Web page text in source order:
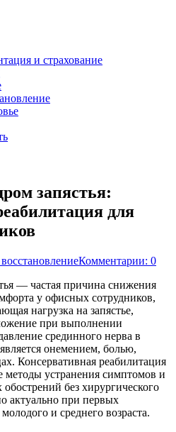
и страхование
запястья:
для
Комментарии: 0
— частая причина снижения
у офисных сотрудников,
нагрузка на запястье,
при выполнении
срединного нерва в
онемением, болью,
Консервативная реабилитация
методы устранения симптомов и
без хирургического
актуально при первых
и среднего возраста.